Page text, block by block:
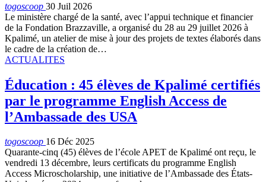
togoscoop 30 Juil 2026
Le ministère chargé de la santé, avec l’appui technique et financier
de la Fondation Brazzaville, a organisé du 28 au 29 juillet 2026 à
Kpalimé, un atelier de mise à jour des projets de textes élaborés dans
le cadre de la création de…
ACTUALITES
Éducation : 45 élèves de Kpalimé certifiés
par le programme English Access de
l’Ambassade des USA
togoscoop 16 Déc 2025
Quarante-cinq (45) élèves de l’école APET de Kpalimé ont reçu, le
vendredi 13 décembre, leurs certificats du programme English
Access Microscholarship, une initiative de l’Ambassade des États-